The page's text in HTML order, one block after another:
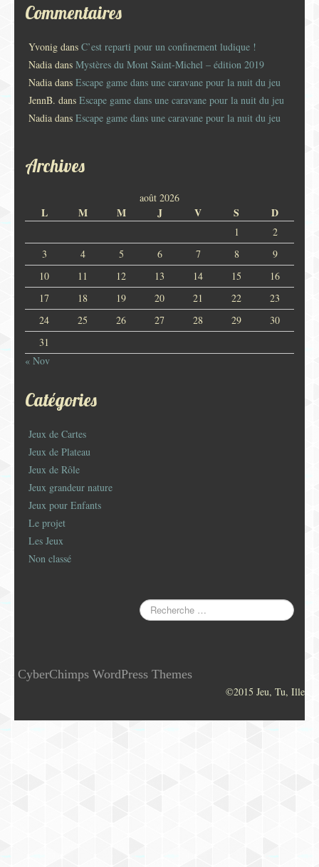
Commentaires
Yvonig dans C’est reparti pour un confinement ludique !
Nadia dans Mystères du Mont Saint-Michel – édition 2019
Nadia dans Escape game dans une caravane pour la nuit du jeu
JennB. dans Escape game dans une caravane pour la nuit du jeu
Nadia dans Escape game dans une caravane pour la nuit du jeu
Archives
août 2026
L M M J V S D
1
2
3
4 5 6 7 8
9
10
11 12 13 14 15
16
17
18 19 20 21 22
23
24
25 26 27 28 29
30
31
« Nov
Catégories
Jeux de Cartes
Jeux de Plateau
Jeux de Rôle
Jeux grandeur nature
Jeux pour Enfants
Le projet
Les Jeux
Non classé
CyberChimps WordPress Themes
©2015 Jeu, Tu, Ille